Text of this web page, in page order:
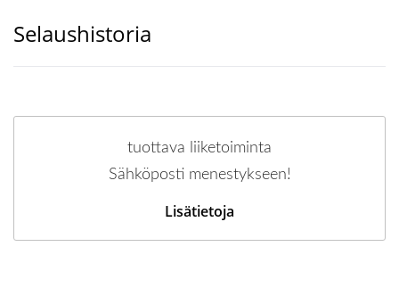
Selaushistoria
tuottava liiketoiminta
Sähköposti menestykseen!
Lisätietoja